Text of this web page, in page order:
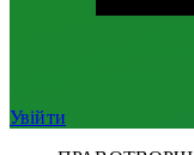
Увійти